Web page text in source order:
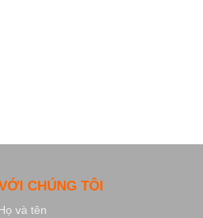
CHÚNG TÔI
và tên